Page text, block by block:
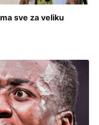
sve za veliku